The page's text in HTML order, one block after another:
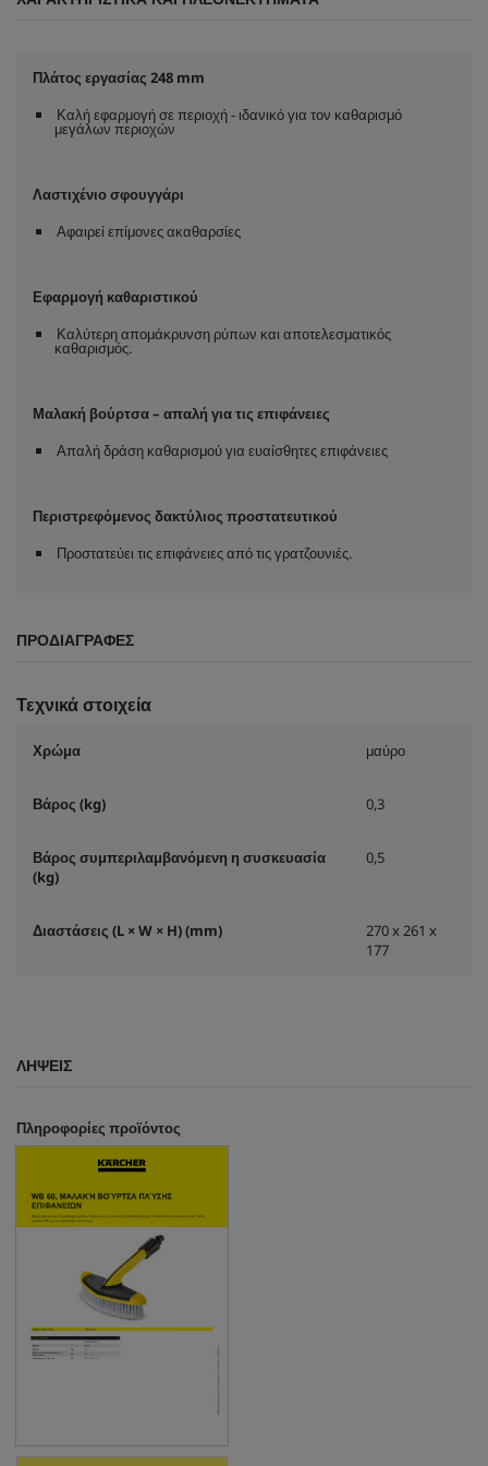
Πλάτος εργασίας 248 mm
Καλή εφαρμογή σε περιοχή - ιδανικό για τον καθαρισμό
μεγάλων περιοχών
Λαστιχένιο σφουγγάρι
Αφαιρεί επίμονες ακαθαρσίες
Εφαρμογή καθαριστικού
Καλύτερη απομάκρυνση ρύπων και αποτελεσματικός
καθαρισμός.
Μαλακή βούρτσα – απαλή για τις επιφάνειες
Απαλή δράση καθαρισμού για ευαίσθητες επιφάνειες
Περιστρεφόμενος δακτύλιος προστατευτικού
Προστατεύει τις επιφάνειες από τις γρατζουνιές.
ΠΡΟΔΙΑΓΡΑΦΈΣ
Τεχνικά στοιχεία
Χρώμα μαύρο
Βάρος (kg) 0,3
Βάρος συμπεριλαμβανόμενη η συσκευασία
(kg)
0,5
Διαστάσεις (L × W × H) (mm)
270 x 261 x
177
ΛΉΨΕΙΣ
Πληροφορίες προϊόντος